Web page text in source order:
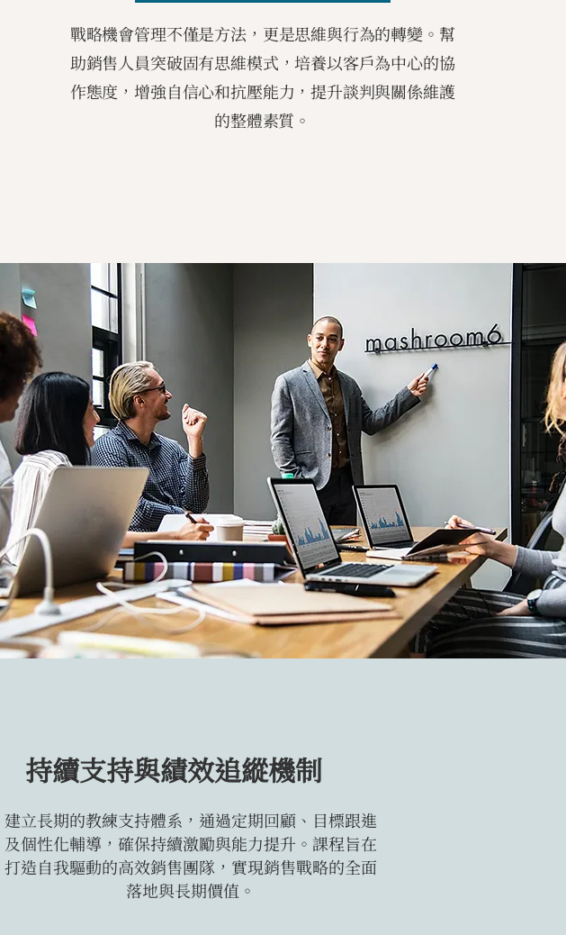
戰略機會管理不僅是方法，更是思維與行為的轉變。幫
助銷售人員突破固有思維模式，培養以客戶為中心的協
作態度，增強自信心和抗壓能力，提升談判與關係維護
的整體素質。
持續支持與績效追縱機制
建立長期的教練支持體系，通過定期回顧、目標跟進
及個性化輔導，確保持續激勵與能力提升。課程旨在
打造自我驅動的高效銷售團隊，實現銷售戰略的全面
落地與長期價值。